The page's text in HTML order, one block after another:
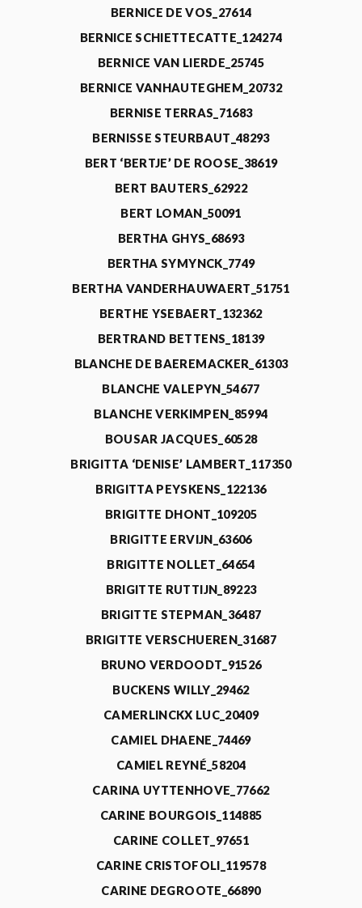
BERNICE DE VOS_27614
BERNICE SCHIETTECATTE_124274
BERNICE VAN LIERDE_25745
BERNICE VANHAUTEGHEM_20732
BERNISE TERRAS_71683
BERNISSE STEURBAUT_48293
BERT ‘BERTJE’ DE ROOSE_38619
BERT BAUTERS_62922
BERT LOMAN_50091
BERTHA GHYS_68693
BERTHA SYMYNCK_7749
BERTHA VANDERHAUWAERT_51751
BERTHE YSEBAERT_132362
BERTRAND BETTENS_18139
BLANCHE DE BAEREMACKER_61303
BLANCHE VALEPYN_54677
BLANCHE VERKIMPEN_85994
BOUSAR JACQUES_60528
BRIGITTA ‘DENISE’ LAMBERT_117350
BRIGITTA PEYSKENS_122136
BRIGITTE DHONT_109205
BRIGITTE ERVIJN_63606
BRIGITTE NOLLET_64654
BRIGITTE RUTTIJN_89223
BRIGITTE STEPMAN_36487
BRIGITTE VERSCHUEREN_31687
BRUNO VERDOODT_91526
BUCKENS WILLY_29462
CAMERLINCKX LUC_20409
CAMIEL DHAENE_74469
CAMIEL REYNÉ_58204
CARINA UYTTENHOVE_77662
CARINE BOURGOIS_114885
CARINE COLLET_97651
CARINE CRISTOFOLI_119578
CARINE DEGROOTE_66890